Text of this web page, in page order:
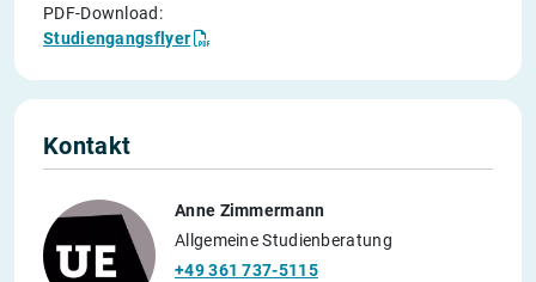
PDF-Download:
Studiengangsflyer
Kontakt
Anne Zimmermann
Allgemeine Studienberatung
+49 361 737-5115